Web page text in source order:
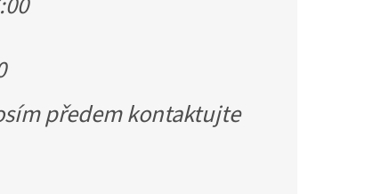
předem kontaktujte